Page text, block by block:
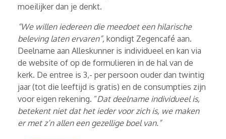
moeilijker dan je denkt.
“We willen iedereen die meedoet een hilarische
beleving laten ervaren”, kondigt Zegencafé aan.
Deelname aan Alleskunner is individueel en kan via
de website of op de formulieren in de hal van de
kerk. De entree is 3,- per persoon ouder dan twintig
jaar (tot die leeftijd is gratis) en de consumpties zijn
voor eigen rekening. “Dat deelname individueel is,
betekent niet dat het ieder voor zich is, we maken
er met z’n allen een gezellige boel van.”